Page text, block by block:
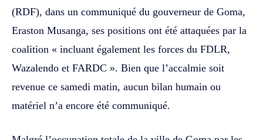
(RDF), dans un communiqué du gouverneur de Goma,
Eraston Musanga, ses positions ont été attaquées par la
coalition « incluant également les forces du FDLR,
Wazalendo et FARDC ». Bien que l’accalmie soit
revenue ce samedi matin, aucun bilan humain ou
matériel n’a encore été communiqué.